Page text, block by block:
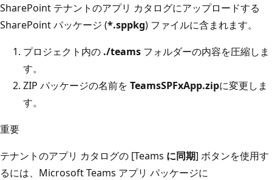
SharePoint テナントのアプリ カタログにアップロードする
SharePoint パッケージ (*.sppkg) ファイルに含まれます。
プロジェクト内の ./teams フォルダーの内容を圧縮しま
す。
ZIP パッケージの名前を TeamsSPFxApp.zipに変更しま
す。
重要
テナントのアプリ カタログの [Teams に同期] ボタンを使用す
るには、Microsoft Teams アプリ パッケージに